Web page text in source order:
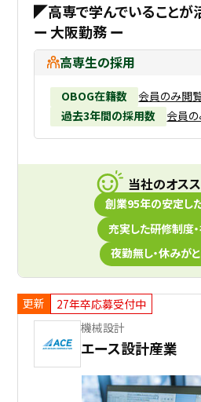
◤高専で学んでいること
ー 大阪勤務 ー
高専生の採用
OBOG在籍数
会員のみ閲
過去3年間の採用数
会員
当社のオス
創業95年の安定し
充実した研修制度
夜勤無し・休みが
更新
27年卒応募受付中
機械設計
エース設計産業